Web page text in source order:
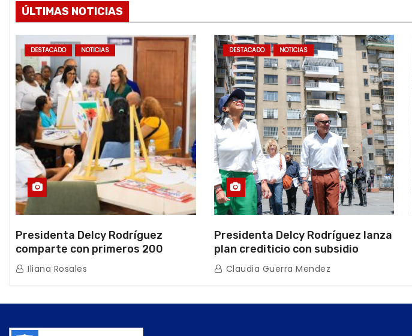
ÚLTIMAS NOTICIAS
DESTACADO NOTICIAS
Presidenta Delcy Rodríguez
comparte con primeros 200
beneficiarios de la nueva Casa de
los Abuelos “La Primavera” en
Iliana Rosales
DESTACADO NOTICIAS
Presidenta Delcy Rodríguez lanza
plan crediticio con subsidio
directo en encuentro con Juntas
de Condominio
Claudia Guerra Mendez